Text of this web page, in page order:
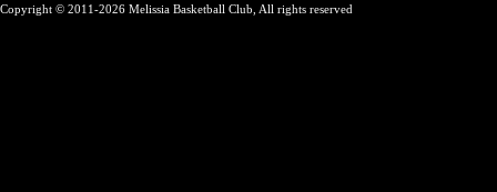
Copyright © 2011-2026 Melissia Basketball Club, All rights reserved